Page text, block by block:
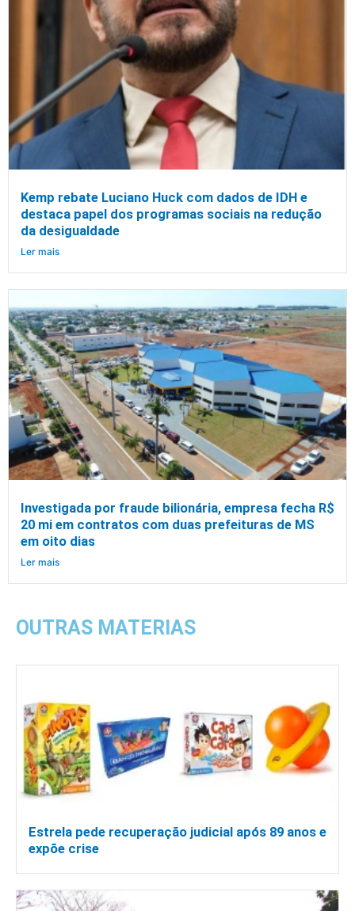
Kemp rebate Luciano Huck com dados de IDH e
destaca papel dos programas sociais na redução
da desigualdade
Ler mais
Investigada por fraude bilionária, empresa fecha R$
20 mi em contratos com duas prefeituras de MS
em oito dias
Ler mais
OUTRAS MATERIAS
Estrela pede recuperação judicial após 89 anos e
expõe crise